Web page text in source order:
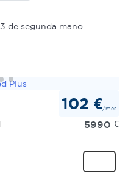
de segunda mano
102 €/mes
5990 €